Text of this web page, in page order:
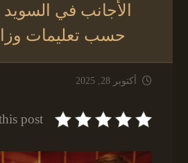
حسب تعليمات
أكتوبر 28, 2025
post